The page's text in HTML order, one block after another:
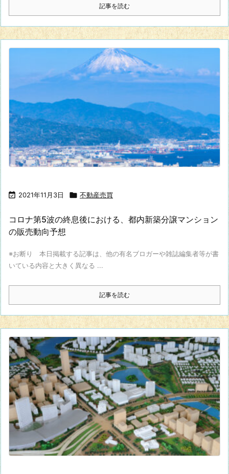
記事を読む
 2021年11月3日  不動産売買
コロナ第5波の終息後における、都内新築分譲マンション
の販売動向予想
※お断り 本日掲載する記事は、他の有名ブロガーや雑誌編集者等が書
いている内容と大きく異なる ...
記事を読む